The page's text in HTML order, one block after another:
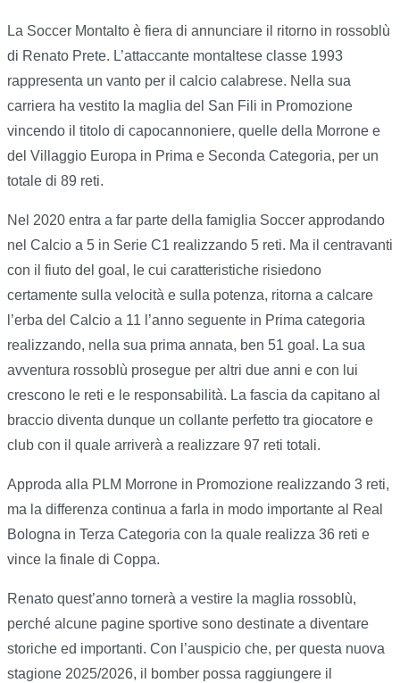
La Soccer Montalto è fiera di annunciare il ritorno in rossoblù
di Renato Prete. L’attaccante montaltese classe 1993
rappresenta un vanto per il calcio calabrese. Nella sua
carriera ha vestito la maglia del San Fili in Promozione
vincendo il titolo di capocannoniere, quelle della Morrone e
del Villaggio Europa in Prima e Seconda Categoria, per un
totale di 89 reti.
Nel 2020 entra a far parte della famiglia Soccer approdando
nel Calcio a 5 in Serie C1 realizzando 5 reti. Ma il centravanti
con il fiuto del goal, le cui caratteristiche risiedono
certamente sulla velocità e sulla potenza, ritorna a calcare
l’erba del Calcio a 11 l’anno seguente in Prima categoria
realizzando, nella sua prima annata, ben 51 goal. La sua
avventura rossoblù prosegue per altri due anni e con lui
crescono le reti e le responsabilità. La fascia da capitano al
braccio diventa dunque un collante perfetto tra giocatore e
club con il quale arriverà a realizzare 97 reti totali.
Approda alla PLM Morrone in Promozione realizzando 3 reti,
ma la differenza continua a farla in modo importante al Real
Bologna in Terza Categoria con la quale realizza 36 reti e
vince la finale di Coppa.
Renato quest’anno tornerà a vestire la maglia rossoblù,
perché alcune pagine sportive sono destinate a diventare
storiche ed importanti. Con l’auspicio che, per questa nuova
stagione 2025/2026, il bomber possa raggiungere il